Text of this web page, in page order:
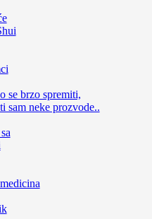
se brzo spremiti,
sam neke prozvode..